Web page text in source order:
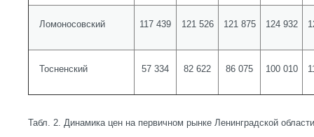
Ломоносовский 117 439 121 526 121 875 124 932
Тосненский 57 334 82 622 86 075 100 010
Табл. 2. Динамика цен на первичном рынке Ленинградской